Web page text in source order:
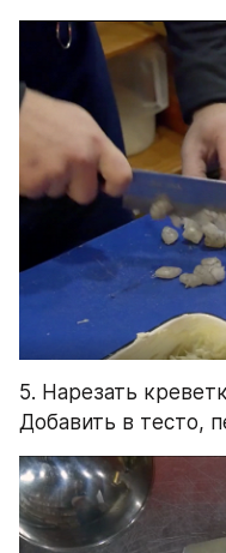
5. Нарезать
Добавить в тесто,